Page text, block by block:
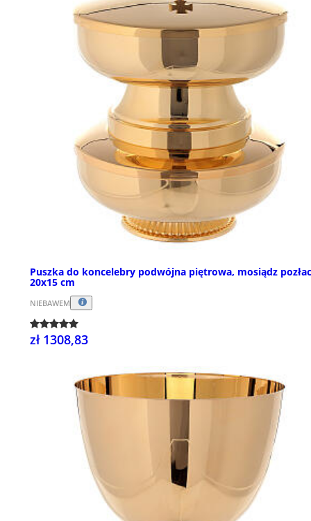
Puszka do koncelebry podwójna piętrowa, mosiądz
20x15 cm
NIEBAWEM
zł 1308,83